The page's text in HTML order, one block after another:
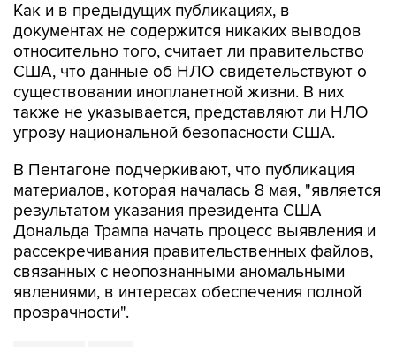
Как и в предыдущих публикациях, в
документах не содержится никаких выводов
относительно того, считает ли правительство
США, что данные об НЛО свидетельствуют о
существовании инопланетной жизни. В них
также не указывается, представляют ли НЛО
угрозу национальной безопасности США.
В Пентагоне подчеркивают, что публикация
материалов, которая началась 8 мая, "является
результатом указания президента США
Дональда Трампа начать процесс выявления и
рассекречивания правительственных файлов,
связанных с неопознанными аномальными
явлениями, в интересах обеспечения полной
прозрачности".